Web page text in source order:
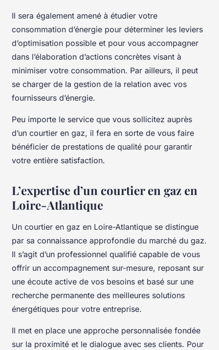
Il sera également amené à étudier votre
consommation d’énergie pour déterminer les leviers
d’optimisation possible et pour vous accompagner
dans l’élaboration d’actions concrètes visant à
minimiser votre consommation. Par ailleurs, il peut
se charger de la gestion de la relation avec vos
fournisseurs d’énergie.
Peu importe le service que vous sollicitez auprès
d’un courtier en gaz, il fera en sorte de vous faire
bénéficier de prestations de qualité pour garantir
votre entière satisfaction.
L’expertise d’un courtier en gaz en
Loire-Atlantique
Un courtier en gaz en Loire-Atlantique se distingue
par sa connaissance approfondie du marché du gaz.
Il s’agit d’un professionnel qualifié capable de vous
offrir un accompagnement sur-mesure, reposant sur
une écoute active de vos besoins et basé sur une
recherche permanente des meilleures solutions
énergétiques pour votre entreprise.
Il met en place une approche personnalisée fondée
sur la proximité et le dialogue avec ses clients. Pour